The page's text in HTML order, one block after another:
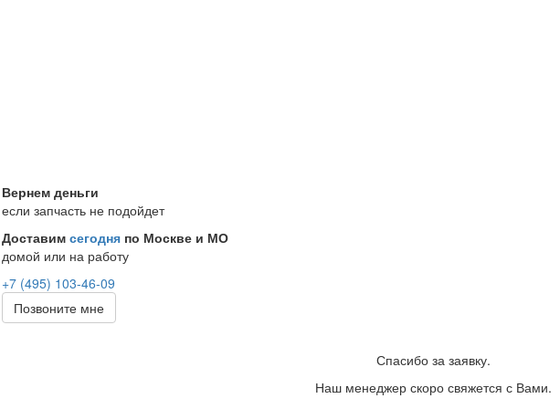
Вернем деньги
если запчасть не подойдет
Доставим сегодня по Москве и МО
домой или на работу
+7 (495) 103-46-09
Позвоните мне
Спасибо за заявку.
Наш менеджер скоро свяжется с Вами.